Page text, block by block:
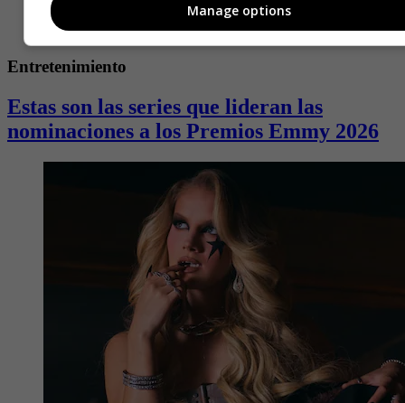
Entretenimiento
Estas son las series que lideran las
nominaciones a los Premios Emmy 2026
Manage options